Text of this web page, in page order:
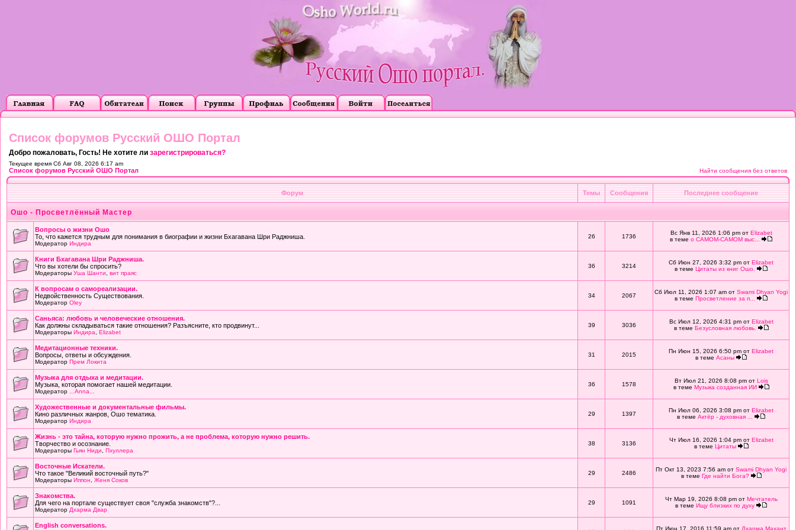
Список форумов Русский ОШО Портал
Добро пожаловать, Гость! Не хотите ли зарегистрироваться?
Текущее время Сб Авг 08, 2026 6:17 am
Список форумов Русский ОШО Портал Найти сообщения без ответов
Форум Темы Сообщения Последнее сообщение
Ошо - Просветлённый Мастер
Вопросы о жизни Ошо
То, что кажется трудным для понимания в биографии и жизни Бхагавана Шри Раджниша.
Модератор Индира
26 1736
Вс Янв 11, 2026 1:06 pm от Elizabet
в теме о САМОМ-САМОМ выс...
Книги Бхагавана Шри Раджниша.
Что вы хотели бы спросить?
Модераторы Уша Шанти вит праяс
36 3214
Сб Июн 27, 2026 3:32 pm от Elizabet
в теме Цитаты из книг Ошо.
К вопросам о самореализации.
Недвойственность Существования.
Модератор Oley
34 2067
Сб Июл 11, 2026 1:07 am от Swami Dhyan Yogi
в теме Просветление за п...
Саньяса: любовь и человеческие отношения.
Как должны складываться такие отношения? Разъясните, кто продвинут...
Модераторы Индира Elizabet
39 3036
Вс Июл 12, 2026 4:31 pm от Elizabet
в теме Безусловная любовь.
Медитационные техники.
Вопросы, ответы и обсуждения.
Модератор Прем Локита
31 2015
Пн Июн 15, 2026 6:50 pm от Elizabet
в теме Асаны
Музыка для отдыха и медитации.
Музыка, которая помогает нашей медитации.
Модератор ...Anna...
36 1578
Вт Июл 21, 2026 8:08 pm от Lois
в теме Музыка созданная ИИ
Художественные и документальные фильмы.
Кино различных жанров, Ошо тематика.
Модератор Индира
29 1397
Пн Июл 06, 2026 3:08 pm от Elizabet
в теме Актёр - духовная ...
Жизнь - это тайна, которую нужно прожить, а не проблема, которую нужно решить.
Творчество и осознание.
Модераторы Гьян Ниди Пхуллера
38 3136
Чт Июл 16, 2026 1:04 pm от Elizabet
в теме Цитаты
Восточные Искатели.
Что такое "Великий восточный путь?"
Модераторы Иппон Женя Соков
29 2486
Пт Окт 13, 2023 7:56 am от Swami Dhyan Yogi
в теме Где найти Бога?
Знакомства.
Для чего на портале существует своя "служба знакомств"?...
Модератор Дхарма Двар
29 1091
Чт Мар 19, 2026 8:08 pm от Мечтатель
в теме Ищу близких по духу
English conversations.
Пт Июн 17, 2016 11:59 am от Дхарма Махант